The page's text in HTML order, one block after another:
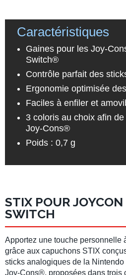
Caractéristiques
Gaines pour les Joy-
Switch®
Contrôle parfait des
Ergonomie optimisée
Faciles à enfiler et
3 coloris au choix afin
Joy-Cons®
Poids : 0,7 g
STIX POUR
SWITCH
Apportez une touche personnelle
grâce aux capuchons STIX
sticks analogiques de la
Joy-Cons®, proposées dans trois